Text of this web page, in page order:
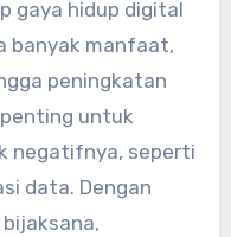
gaya hidup digital
banyak manfaat,
peningkatan
untuk
negatifnya, seperti
data. Dengan